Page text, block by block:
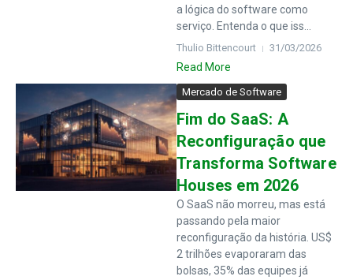
a lógica do software como
serviço. Entenda o que iss...
Thulio Bittencourt 31/03/2026
Read More
Mercado de Software
Fim do SaaS: A
Reconfiguração que
Transforma Software
Houses em 2026
O SaaS não morreu, mas está
passando pela maior
reconfiguração da história. US$
2 trilhões evaporaram das
bolsas, 35% das equipes já